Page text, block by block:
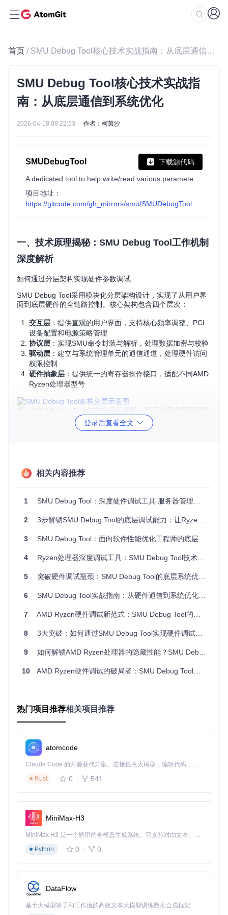
首页 / SMU Debug Tool核心技术实战指南：从底层通信到系统优化
SMU Debug Tool核心技术实战指
南：从底层通信到系统优化
2026-04-18 09:22:53 作者：柯茵沙
SMUDebugTool 下载源代码
项目地址：
https://gitcode.com/gh_mirrors/smu/SMUDebugTool
一、技术原理揭秘：SMU Debug Tool工作机制
深度解析
如何通过分层架构实现硬件参数调试
SMU Debug Tool采用模块化分层架构设计，实现了从用户界
面到底层硬件的全链路控制。核心架构包含四个层次：
交互层 ：提供直观的用户界面，支持核心频率调整、PCI
设备配置和电源策略管理
协议层 ：实现SMU命令封装与解析，处理数据加密与校验
驱动层 ：建立与系统管理单元的通信通道，处理硬件访问
权限控制
硬件抽象层 ：提供统一的寄存器操作接口，适配不同AMD
Ryzen处理器型号
图：SMU Debug Tool架构分层示意图，展示从用户界面到硬
件抽象的完整通信链路
键步骤：
目标核心ID、参数值和校验和
过系统管理总线传输
面显示
sequenceDiagram
    participant Protocol as 协议处理模块
    participant SMU as 系统管理单元
    UI->>Protocol: 用户调整核心频率偏移
    Protocol->>Driver: 发送命令
    SMU-->>Driver: 返回执行结果
    Driver-->>Protocol: 解密响应数据
全面监控：
CPU监控模块
和通信句柄
电源管理模块
NUMA拓扑分析模块：识别处理器NUMA节点分布，优化内
存访问策略
⚠️安全操作警告：直接修改SMU参数可能导致系统不稳定或
行测试。
二、场景落地实战：工业级应用配置方案
边缘计算服务器需要在有限的功耗预算下实现高性能，SMU D
ebug Tool提供了核心频率精细化调节功能。以下是针对Ryzen
嵌入式处理器的优化配置：
登录后查看全文
相关内容推荐
1 SMU Debug Tool：深度硬件调试工具 服务器管理员与开发者的底层优化方案
2 3步解锁SMU Debug Tool的底层调试能力：让Ryzen处理器性能完全释放
3 SMU Debug Tool：面向软件性能优化工程师的底层系统调试解决方案
4 Ryzen处理器深度调试工具：SMU Debug Tool技术解析与实战指南
5 突破硬件调试瓶颈：SMU Debug Tool的底层系统优化解决方案
6 SMU Debug Tool实战指南：从硬件通信到系统优化的全流程解析
7 AMD Ryzen硬件调试新范式：SMU Debug Tool的技术突破与实战价值
8 3大突破：如何通过SMU Debug Tool实现硬件调试效率跃升？
9 如何解锁AMD Ryzen处理器的隐藏性能？SMU Debug Tool深度调试指南
10 AMD Ryzen硬件调试的破局者：SMU Debug Tool全方位技术解析
热门项目推荐相关项目推荐
atomcode
Claude Code 的开源替代方案。连接任意大模型，编辑代码，运行命令，自动验证 — 全自动执行。用 Rust 构建，极致性能。 ｜ An open-source alternative to Claude Code. Connect any LLM, edit code, run commands, and verify changes — autonomously. Built in Rust for speed. Get Started
Rust
0 541
MiniMax-H3
MiniMax H3 是一个通用的全模态生成系统。它支持对由文本、图像、视频和音频组成的多模态上下文进行统一理解，并能生成分辨率高达 2K、时长可达 15 秒的带原生立体声音频的视频。得益于面向任务泛化的系统设计，H3 在预训练阶段就已具备广泛的多模态上下文理解与生成能力，能够出色地执行复杂的多模态指令。
Python
0 0
DataFlow
基于大模型算子和工作流的高效文本大模型训练数据合成框架